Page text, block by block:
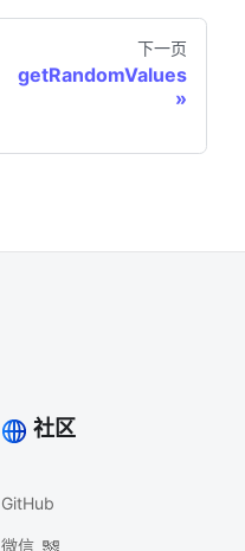
下一页
getRandomValues
社区
GitHub
微信